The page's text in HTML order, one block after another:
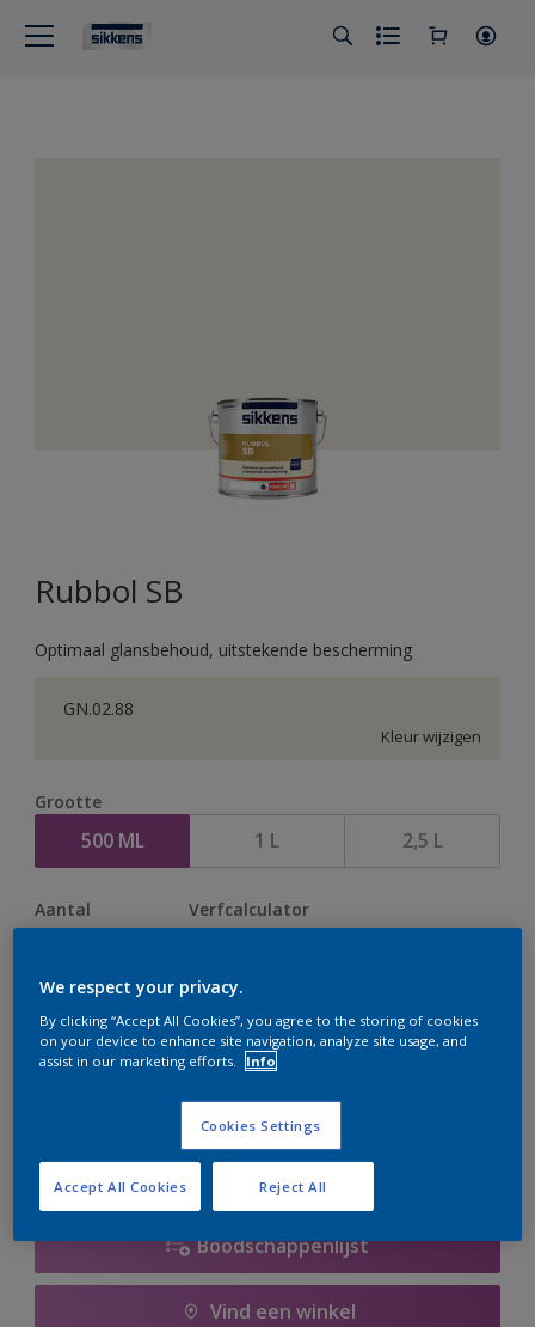
Rubbol SB
Optimaal glansbehoud, uitstekende bescherming
GN.02.88
Kleur wijzigen
Grootte
500 ML 1 L 2,5 L
Aantal Verfcalculator
Op dit moment is het niet mogelijk dit product online
te bestellen. Houd de website in de gaten, we werken
Boodschappenlijst
Vind een winkel
We respect your privacy.
By clicking “Accept All Cookies”, you agree to the storing of cookies
on your device to enhance site navigation, analyze site usage, and
assist in our marketing efforts.
Info
Cookies Settings
Reject All
Accept All Cookies